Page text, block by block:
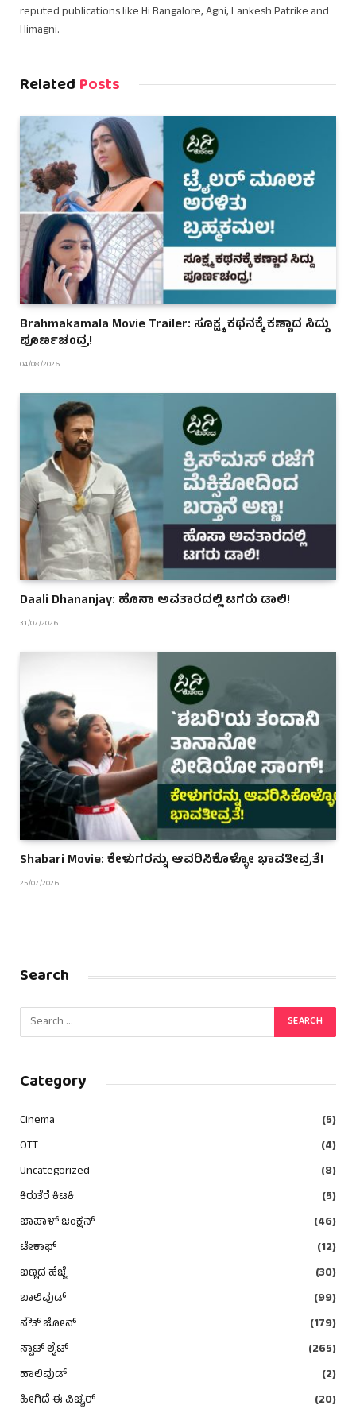
reputed publications like Hi Bangalore, Agni, Lankesh Patrike and
Himagni.
Related Posts
Brahmakamala Movie Trailer: ಸೂಕ್ಷ್ಮ ಕಥನಕ್ಕೆ ಕಣ್ಣಾದ ಸಿದ್ದು
ಪೂರ್ಣಚಂದ್ರ!
04/08/2026
Daali Dhananjay: ಹೊಸಾ ಅವತಾರದಲ್ಲಿ ಟಗರು ಡಾಲಿ!
31/07/2026
Shabari Movie: ಕೇಳುಗರನ್ನು ಆವರಿಸಿಕೊಳ್ಳೋ ಭಾವತೀವ್ರತೆ!
25/07/2026
Search
Category
Cinema
(5)
OTT
(4)
Uncategorized
(8)
ಕಿರುತೆರೆ ಕಿಟಕಿ
(5)
ಜಾಪಾಳ್ ಜಂಕ್ಷನ್
(46)
ಟೇಕಾಫ್
(12)
ಬಣ್ಣದ ಹೆಜ್ಜೆ
(30)
ಬಾಲಿವುಡ್
(99)
ಸೌತ್ ಜೋನ್
(179)
ಸ್ಪಾಟ್ ಲೈಟ್
(265)
ಹಾಲಿವುಡ್
(2)
ಹೀಗಿದೆ ಈ ಪಿಚ್ಚರ್
(20)